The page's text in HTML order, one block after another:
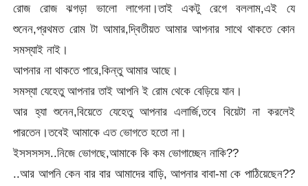
রোজ রোজ ঝগড়া ভালো লাগেনা।তাই একটু রেগে বললাম,এই যে
শুনেন,প্রথমত রোম টা আমার,দ্বিতীয়ত আমার আপনার সাথে থাকতে কোন
সমস্যাই নাই।
আপনার না থাকতে পারে,কিন্তু আমার আছে।
সমস্যা যেহেতু আপনার তাই আপনি ই রোম থেকে বেড়িয়ে যান।
আর হ্যা শুনেন,বিয়েতে যেহেতু আপনার এলার্জি,তবে বিয়েটা না করলেই
পারতেন।তবেই আমাকে এত ভোগতে হতো না।
ইসসসসস..নিজে ভোগছে,আমাকে কি কম ভোগাচ্ছেন নাকি??
..আর আপনি কেন বার বার আমাদের বাড়ি, আপনার বাবা-মা কে পাঠিয়েছেন??